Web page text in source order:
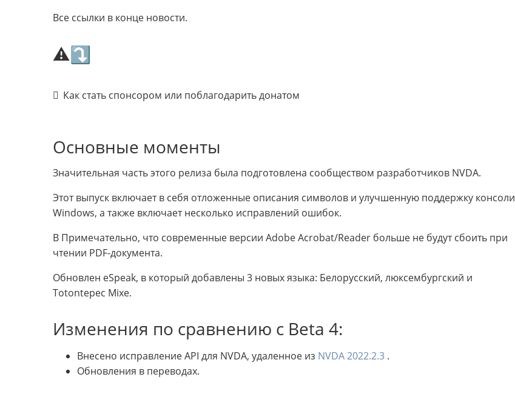
Все ссылки в конце новости.
⚠⤵
Как стать спонсором или поблагодарить донатом
Основные моменты
Значительная часть этого релиза была подготовлена сообществом разработчиков NVDA.
Этот выпуск включает в себя отложенные описания символов и улучшенную поддержку консоли
Windows, а также включает несколько исправлений ошибок.
В Примечательно, что современные версии Adobe Acrobat/Reader больше не будут сбоить при
чтении PDF-документа.
Обновлен eSpeak, в который добавлены 3 новых языка: Белорусский, люксембургский и
Totontepec Mixe.
Изменения по сравнению с Beta 4:
Внесено исправление API для NVDA, удаленное из NVDA 2022.2.3 .
Обновления в переводах.